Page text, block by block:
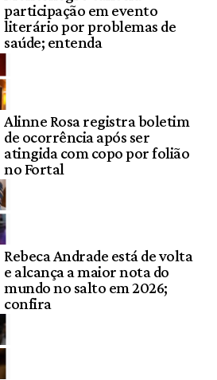
participação em evento
literário por problemas de
saúde; entenda
Alinne Rosa registra boletim
de ocorrência após ser
atingida com copo por folião
no Fortal
Rebeca Andrade está de volta
e alcança a maior nota do
mundo no salto em 2026;
confira